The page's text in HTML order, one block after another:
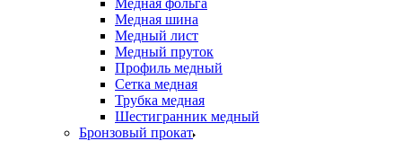
Медная фольга
Медная шина
Медный лист
Медный пруток
Профиль медный
Сетка медная
Трубка медная
Шестигранник медный
Бронзовый прокат